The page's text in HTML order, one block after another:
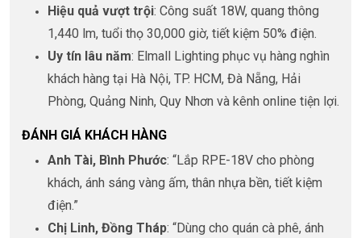
Hiệu quả vượt trội: Công suất 18W, quang thông
1,440 lm, tuổi thọ 30,000 giờ, tiết kiệm 50% điện.
Uy tín lâu năm: Elmall Lighting phục vụ hàng nghìn
khách hàng tại Hà Nội, TP. HCM, Đà Nẵng, Hải
Phòng, Quảng Ninh, Quy Nhơn và kênh online tiện lợi.
ĐÁNH GIÁ KHÁCH HÀNG
Anh Tài, Bình Phước: “Lắp RPE-18V cho phòng
khách, ánh sáng vàng ấm, thân nhựa bền, tiết kiệm
điện.”
Chị Linh, Đồng Tháp: “Dùng cho quán cà phê, ánh